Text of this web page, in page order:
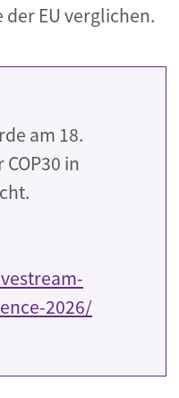
EU verglichen.
am 18.
in
2026/